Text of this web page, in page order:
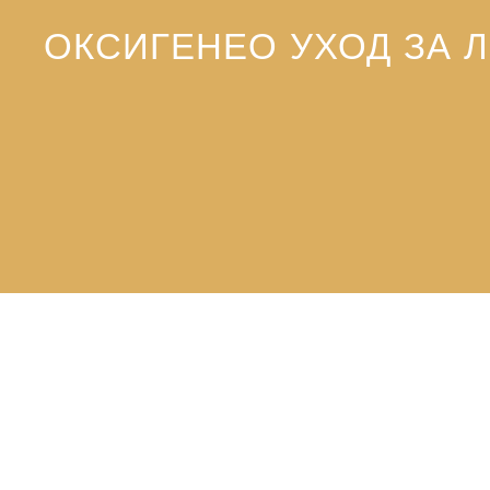
ОКСИГЕНЕО УХОД ЗА